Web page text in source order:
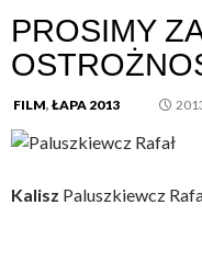
PROSIMY
FILM, ŁAPA 2013
Kalisz Paluszkiewcz